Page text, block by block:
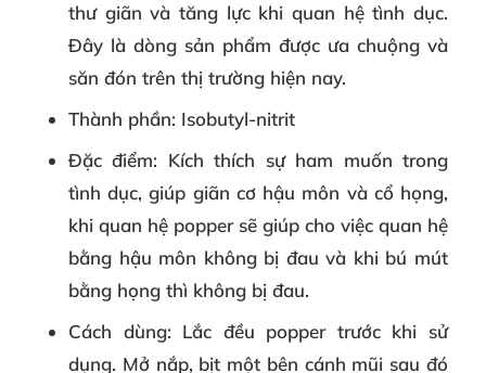
thư giãn và tăng lực khi quan hệ tình dục.
Đây là dòng sản phẩm được ưa chuộng và
săn đón trên thị trường hiện nay.
Thành phần: Isobutyl-nitrit
Đặc điểm: Kích thích sự ham muốn trong
tình dục, giúp giãn cơ hậu môn và cổ họng,
khi quan hệ popper sẽ giúp cho việc quan hệ
bằng hậu môn không bị đau và khi bú mút
bằng họng thì không bị đau.
Cách dùng: Lắc đều popper trước khi sử
dụng. Mở nắp, bịt một bên cánh mũi sau đó